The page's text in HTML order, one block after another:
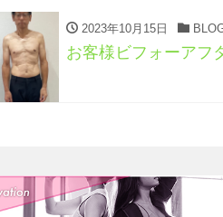
2023年10月15日
お客様ビフォーアフ